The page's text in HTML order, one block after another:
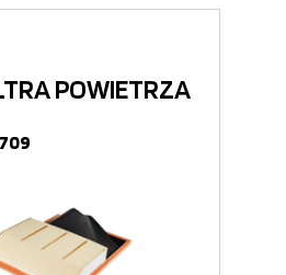
POWIETRZA